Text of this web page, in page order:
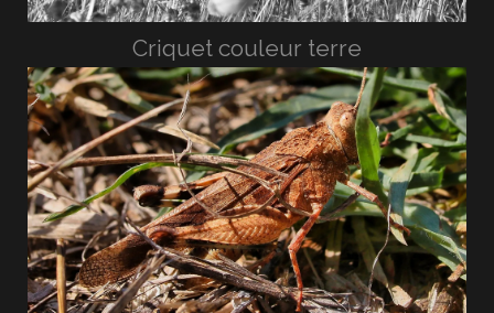
Criquet couleur terre